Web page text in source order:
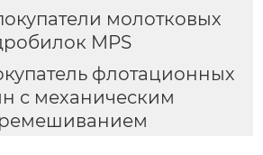
молотковых
MPS
флотационных
с механическим